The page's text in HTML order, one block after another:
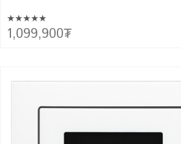
Багтаамж: 20л Хэмжээ (өн x өр x гүн, mm):
чимээний түвшин: 51dB
1,099,900₮
★★★★★